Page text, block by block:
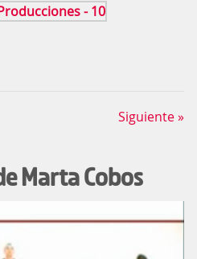
Siguiente »
Marta Cobos